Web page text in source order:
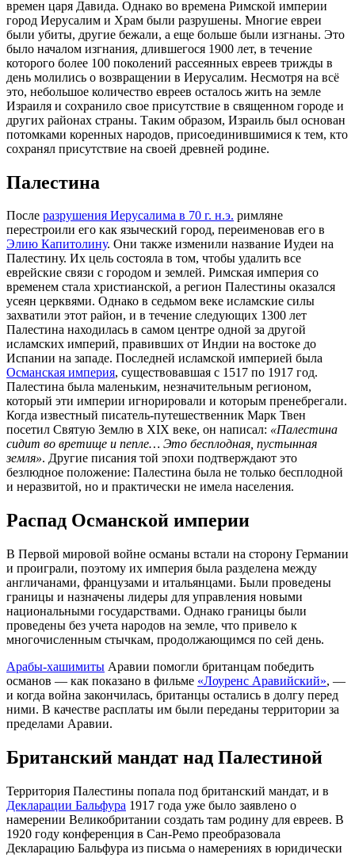
времен царя Давида. Однако во времена Римской империи
город Иерусалим и Храм были разрушены. Многие евреи
были убиты, другие бежали, а еще больше были изгнаны. Это
было началом изгнания, длившегося 1900 лет, в течение
которого более 100 поколений рассеянных евреев трижды в
день молились о возвращении в Иерусалим. Несмотря на всё
это, небольшое количество евреев осталось жить на земле
Израиля и сохранило свое присутствие в священном городе и
других районах страны. Таким образом, Израиль был основан
потомками коренных народов, присоединившимися к тем, кто
сохранял присутствие на своей древней родине.
Палестина
После разрушения Иерусалима в 70 г. н.э. римляне
перестроили его как языческий город, переименовав его в
Элию Капитолину. Они также изменили название Иудеи на
Палестину. Их цель состояла в том, чтобы удалить все
еврейские связи с городом и землей. Римская империя со
временем стала христианской, а регион Палестины оказался
усеян церквями. Однако в седьмом веке исламские силы
захватили этот район, и в течение следующих 1300 лет
Палестина находилась в самом центре одной за другой
исламских империй, правивших от Индии на востоке до
Испании на западе. Последней исламской империей была
Османская империя, существовавшая с 1517 по 1917 год.
Палестина была маленьким, незначительным регионом,
который эти империи игнорировали и которым пренебрегали.
Когда известный писатель-путешественник Марк Твен
посетил Святую Землю в XIX веке, он написал: «Палестина
сидит во вретище и пепле… Это бесплодная, пустынная
земля». Другие писания той эпохи подтверждают это
безлюдное положение: Палестина была не только бесплодной
и неразвитой, но и практически не имела населения.
Распад Османской империи
В Первой мировой войне османы встали на сторону Германии
и проиграли, поэтому их империя была разделена между
англичанами, французами и итальянцами. Были проведены
границы и назначены лидеры для управления новыми
национальными государствами. Однако границы были
проведены без учета народов на земле, что привело к
многочисленным стычкам, продолжающимся по сей день.
Арабы-хашимиты Аравии помогли британцам победить
османов — как показано в фильме «Лоуренс Аравийский», —
и когда война закончилась, британцы остались в долгу перед
ними. В качестве расплаты им были переданы территории за
пределами Аравии.
Британский мандат над Палестиной
Территория Палестины попала под британский мандат, и в
Декларации Бальфура 1917 года уже было заявлено о
намерении Великобритании создать там родину для евреев. В
1920 году конференция в Сан-Ремо преобразовала
Декларацию Бальфура из письма о намерениях в юридически